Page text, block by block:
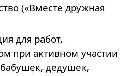
(«Вместе дружная
для работ,
при активном участии
дедушек,